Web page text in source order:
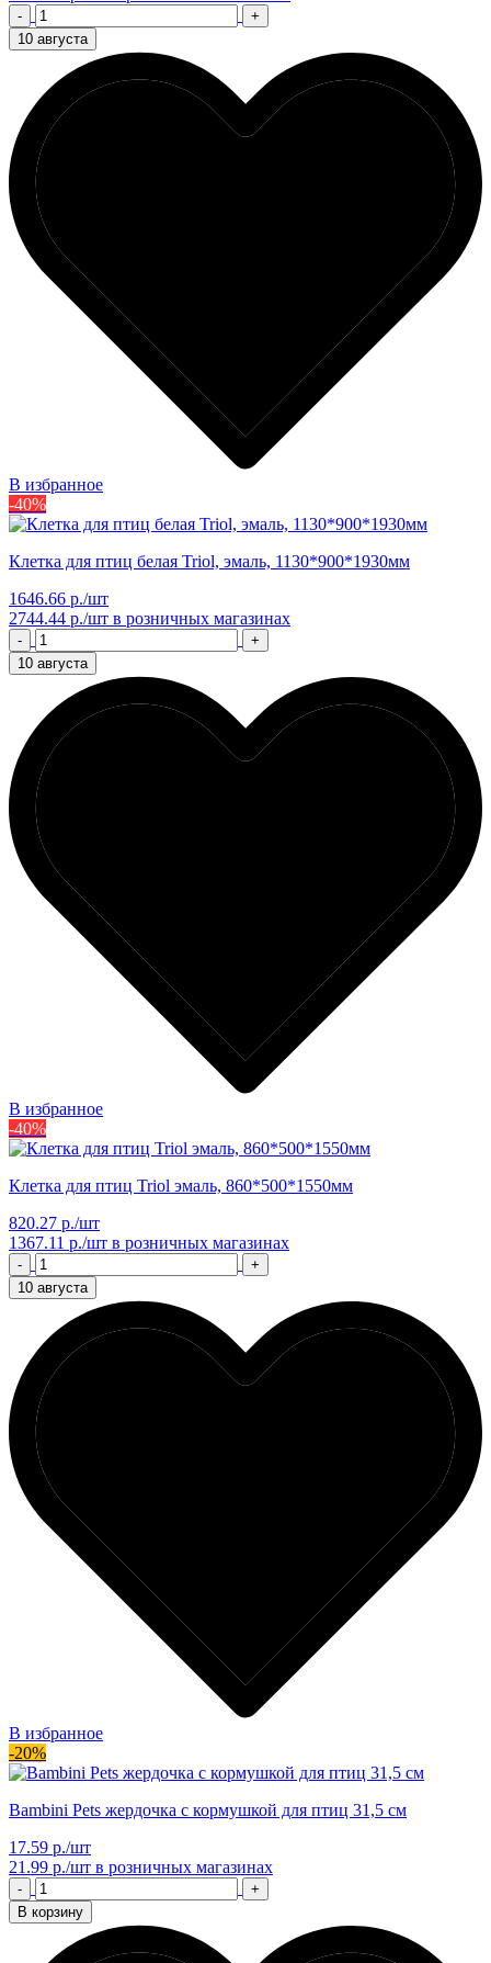
-
+
10 августа
В избранное
-40%
Клетка для птиц белая Triol, эмаль, 1130*900*1930мм
1646.66 р./шт
2744.44 р./шт в розничных магазинах
-
+
10 августа
В избранное
-40%
Клетка для птиц Triol эмаль, 860*500*1550мм
820.27 р./шт
1367.11 р./шт в розничных магазинах
-
+
10 августа
В избранное
-20%
Bambini Pets жердочка с кормушкой для птиц 31,5 см
17.59 р./шт
21.99 р./шт в розничных магазинах
-
+
В корзину